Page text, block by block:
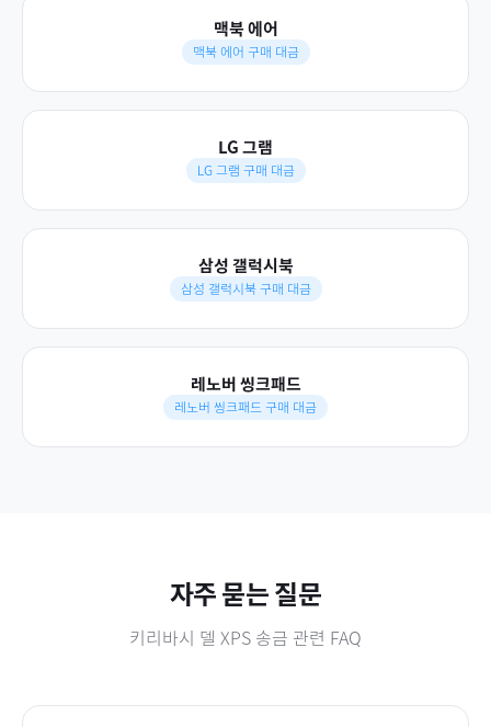
맥북 에어
맥북 에어 구매 대금
LG 그램
LG 그램 구매 대금
삼성 갤럭시북
삼성 갤럭시북 구매 대금
레노버 씽크패드
레노버 씽크패드 구매 대금
자주 묻는 질문
키리바시 델 XPS 송금 관련 FAQ